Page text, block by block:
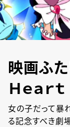
映画ふ
Ｈｅａｒｔ
女の子だって暴
る記念すべき劇